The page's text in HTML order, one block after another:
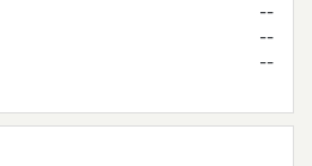
--
--
--